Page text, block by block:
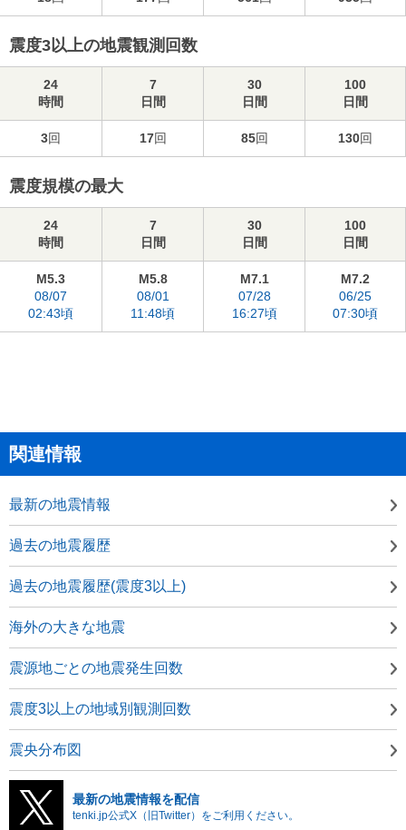
震度3以上の地震観測回数
24
時間
7
日間
30
日間
100
日間
3回 17回 85回 130回
震度規模の最大
24
時間
7
日間
30
日間
100
日間
M5.3
08/07
02:43頃
M5.8
08/01
11:48頃
M7.1
07/28
16:27頃
M7.2
06/25
07:30頃
関連情報
最新の地震情報
過去の地震履歴
過去の地震履歴(震度3以上)
海外の大きな地震
震源地ごとの地震発生回数
震度3以上の地域別観測回数
震央分布図
最新の地震情報を配信
tenki.jp公式X（旧Twitter）をご利用ください。